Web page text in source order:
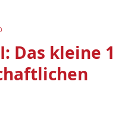
Das kleine 1